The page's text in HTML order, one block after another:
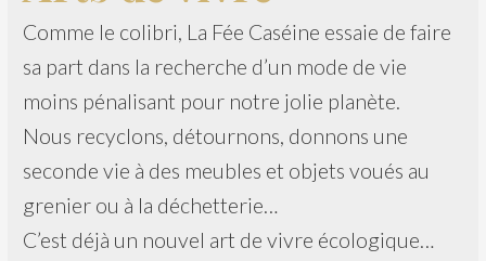
Comme le colibri, La Fée Caséine essaie de faire
sa part dans la recherche d’un mode de vie
moins pénalisant pour notre jolie planète.
Nous recyclons, détournons, donnons une
seconde vie à des meubles et objets voués au
grenier ou à la déchetterie…
C’est déjà un nouvel art de vivre écologique…